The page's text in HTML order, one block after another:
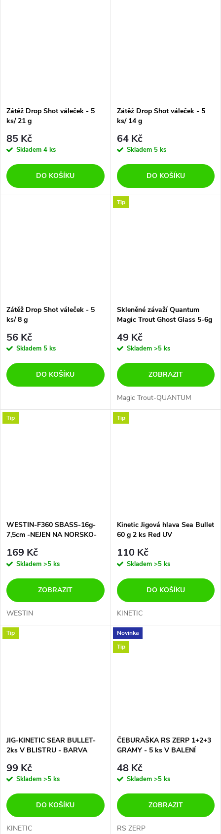
Zátěž Drop Shot váleček - 5
ks/ 21 g
85 Kč
Skladem 4 ks
DO KOŠÍKU
Zátěž Drop Shot váleček - 5
ks/ 14 g
64 Kč
Skladem 5 ks
DO KOŠÍKU
Zátěž Drop Shot váleček - 5
ks/ 8 g
56 Kč
Skladem 5 ks
DO KOŠÍKU
Tip
Skleněné závaží Quantum
Magic Trout Ghost Glass 5-6g
49 Kč
Skladem >5 ks
ZOBRAZIT
Magic Trout-QUANTUM
Tip
WESTIN-F360 SBASS-16g-
7,5cm -NEJEN NA NORSKO-
ATD.
169 Kč
Skladem >5 ks
ZOBRAZIT
WESTIN
Tip
Kinetic Jigová hlava Sea Bullet
60 g 2 ks Red UV
110 Kč
Skladem >5 ks
DO KOŠÍKU
KINETIC
Tip
JIG-KINETIC SEAR BULLET-
2ks V BLISTRU - BARVA
99 Kč
Skladem >5 ks
DO KOŠÍKU
KINETIC
Novinka
Tip
ČEBURAŠKA RS ZERP 1+2+3
GRAMY - 5 ks V BALENÍ
48 Kč
Skladem >5 ks
ZOBRAZIT
RS ZERP